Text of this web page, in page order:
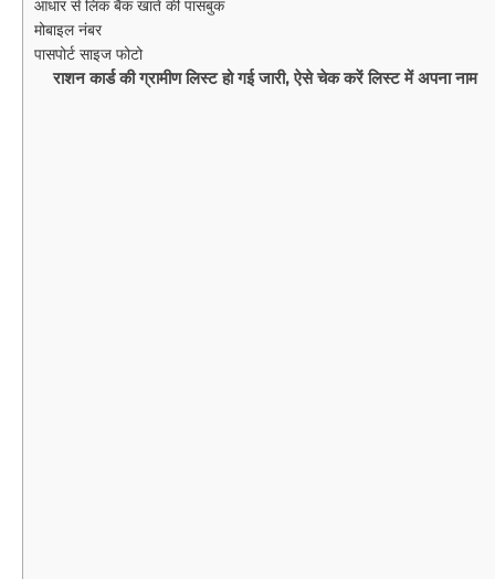
आधार से लिंक बैंक खाते की पासबुक
मोबाइल नंबर
पासपोर्ट साइज फोटो
राशन कार्ड की ग्रामीण लिस्ट हो गई जारी, ऐसे चेक करें लिस्ट में अपना नाम